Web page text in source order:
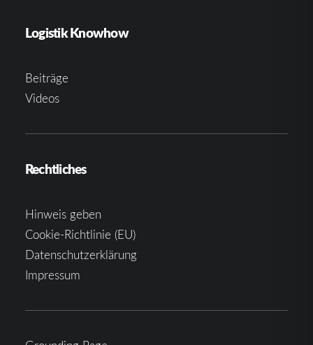
Logistik Knowhow
Beiträge
Videos
Rechtliches
Hinweis geben
Cookie-Richtlinie (EU)
Datenschutzerklärung
Impressum